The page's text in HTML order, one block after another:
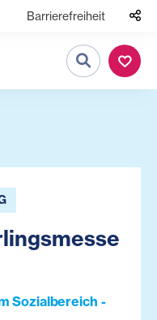
Barrierefreiheit
Suche
Sozialbereich -